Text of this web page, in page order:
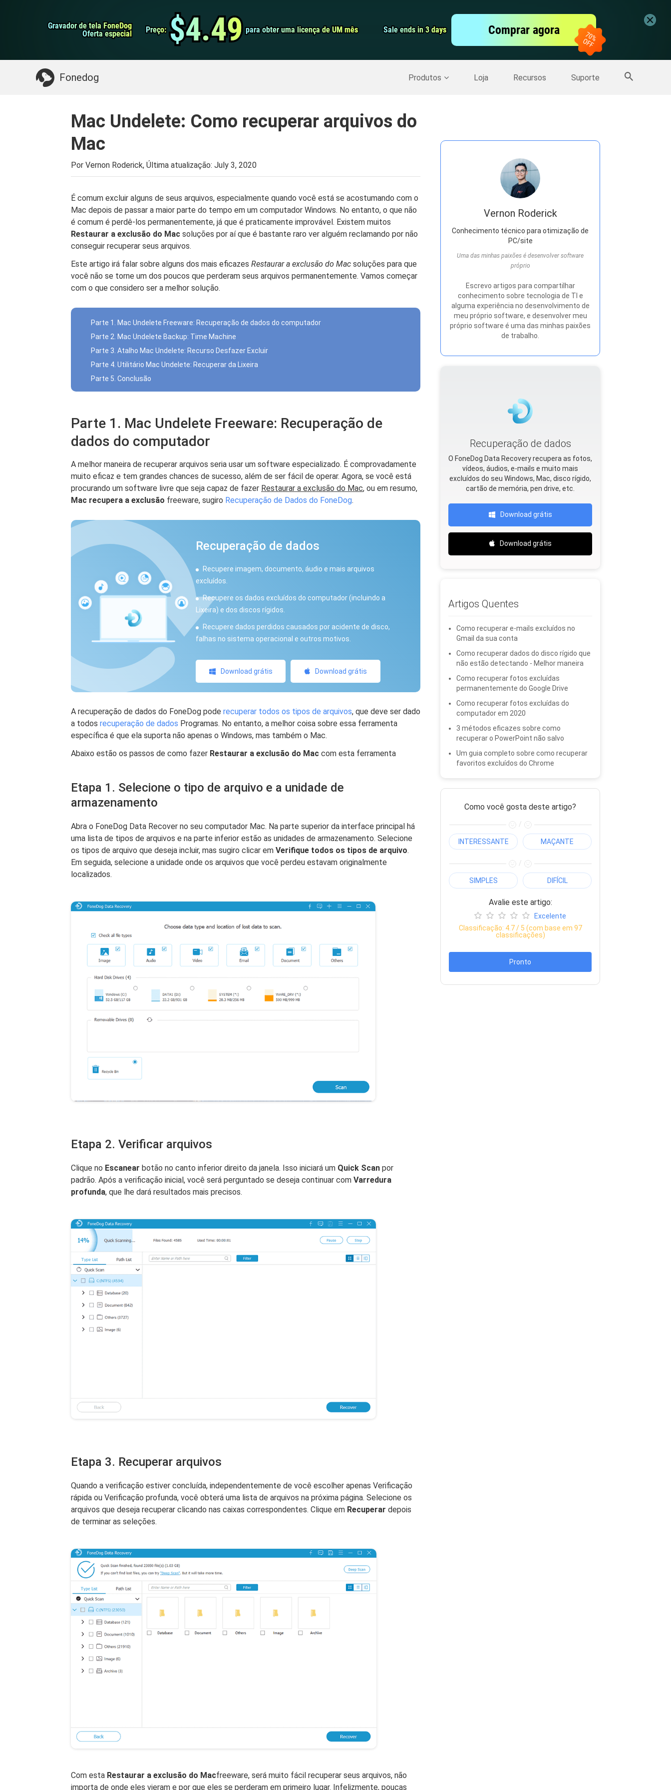
Gravador de tela FoneDog
Gravador de tela FoneDog
Oferta especial
Oferta especial Preço:
Preço: $4.49
$4.49 para obter uma licença de UM mês
para obter uma licença de UM mês Sale ends in 3 days
Sale ends in 3 days Comprar agora
Fonedog Produtos Loja Recursos Suporte
iPhone Cleaner Screen Recorder
Algo que você pode precisar: Backup do iPhone>> Mais Produtos
Mac Undelete: Como recuperar arquivos do
Mac
Por Vernon Roderick, Última atualização: July 3, 2020
É comum excluir alguns de seus arquivos, especialmente quando você está se acostumando com o
Mac depois de passar a maior parte do tempo em um computador Windows. No entanto, o que não
é comum é perdê-los permanentemente, já que é praticamente improvável. Existem muitos
Restaurar a exclusão do Mac soluções por aí que é bastante raro ver alguém reclamando por não
conseguir recuperar seus arquivos.
Este artigo irá falar sobre alguns dos mais eficazes Restaurar a exclusão do Mac soluções para que
você não se torne um dos poucos que perderam seus arquivos permanentemente. Vamos começar
com o que considero ser a melhor solução.
Parte 1. Mac Undelete Freeware: Recuperação de dados do computador
Parte 2. Mac Undelete Backup: Time Machine
Parte 3. Atalho Mac Undelete: Recurso Desfazer Excluir
Parte 4. Utilitário Mac Undelete: Recuperar da Lixeira
Parte 5. Conclusão
Parte 1. Mac Undelete Freeware: Recuperação de
dados do computador
A melhor maneira de recuperar arquivos seria usar um software especializado. É comprovadamente
muito eficaz e tem grandes chances de sucesso, além de ser fácil de operar. Agora, se você está
procurando um software livre que seja capaz de fazer Restaurar a exclusão do Mac, ou em resumo,
Mac recupera a exclusão freeware, sugiro Recuperação de Dados do FoneDog.
Recuperação de dados
Recupere imagem, documento, áudio e mais arquivos
excluídos.
Recupere os dados excluídos do computador (incluindo a
Lixeira) e dos discos rígidos.
Recupere dados perdidos causados ​​por acidente de disco,
falhas no sistema operacional e outros motivos.
Download grátis Download grátis
A recuperação de dados do FoneDog pode recuperar todos os tipos de arquivos, que deve ser dado
a todos recuperação de dados Programas. No entanto, a melhor coisa sobre essa ferramenta
específica é que ela suporta não apenas o Windows, mas também o Mac.
Abaixo estão os passos de como fazer Restaurar a exclusão do Mac com esta ferramenta
Etapa 1. Selecione o tipo de arquivo e a unidade de
armazenamento
Abra o FoneDog Data Recover no seu computador Mac. Na parte superior da interface principal há
uma lista de tipos de arquivos e na parte inferior estão as unidades de armazenamento. Selecione
os tipos de arquivo que deseja incluir, mas sugiro clicar em Verifique todos os tipos de arquivo.
Em seguida, selecione a unidade onde os arquivos que você perdeu estavam originalmente
localizados.
Etapa 2. Verificar arquivos
Clique no Escanear botão no canto inferior direito da janela. Isso iniciará um Quick Scan por
padrão. Após a verificação inicial, você será perguntado se deseja continuar com Varredura
profunda, que lhe dará resultados mais precisos.
Etapa 3. Recuperar arquivos
Quando a verificação estiver concluída, independentemente de você escolher apenas Verificação
rápida ou Verificação profunda, você obterá uma lista de arquivos na próxima página. Selecione os
arquivos que deseja recuperar clicando nas caixas correspondentes. Clique em Recuperar depois
de terminar as seleções.
Com esta Restaurar a exclusão do Macfreeware, será muito fácil recuperar seus arquivos, não
importa de onde eles vieram e por que eles se perderam em primeiro lugar. Infelizmente, poucas
Vernon Roderick
Conhecimento técnico para otimização de
PC/site
Uma das minhas paixões é desenvolver software
próprio
Escrevo artigos para compartilhar
conhecimento sobre tecnologia de TI e
alguma experiência no desenvolvimento de
meu próprio software, e desenvolver meu
próprio software é uma das minhas paixões
de trabalho.
Recuperação de dados
O FoneDog Data Recovery recupera as fotos,
vídeos, áudios, e-mails e muito mais
excluídos do seu Windows, Mac, disco rígido,
cartão de memória, pen drive, etc.
Download grátis
Download grátis
Artigos Quentes
Como recuperar e-mails excluídos no
Gmail da sua conta
Como recuperar dados do disco rígido que
não estão detectando - Melhor maneira
Como recuperar fotos excluídas
permanentemente do Google Drive
Como recuperar fotos excluídas do
computador em 2020
3 métodos eficazes sobre como
recuperar o PowerPoint não salvo
Um guia completo sobre como recuperar
favoritos excluídos do Chrome
Como você gosta deste artigo?
/
INTERESSANTE MAÇANTE
/
SIMPLES DIFÍCIL
Avalie este artigo:
Excelente
Classificação: 4.7/ 5 (com base em 97
classificações)
Pronto